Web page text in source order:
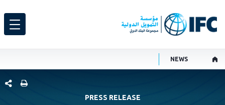
NEWS
شارك
PRESS RELEASE